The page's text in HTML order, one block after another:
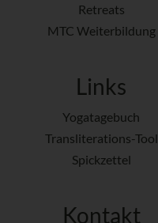
Retreats
MTC Weiterbildung
Links
Yogatagebuch
Transliterations-Tool
Spickzettel
Kontakt